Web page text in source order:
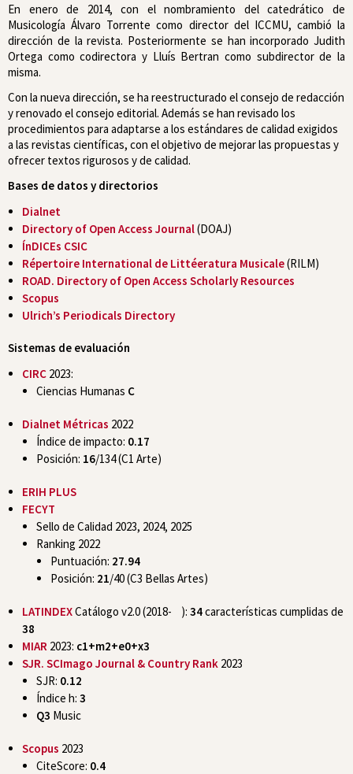
En enero de 2014, con el nombramiento del catedrático de
Musicología Álvaro Torrente como director del ICCMU, cambió la
dirección de la revista. Posteriormente se han incorporado Judith
Ortega como codirectora y Lluís Bertran como subdirector de la
misma.
Con la nueva dirección, se ha reestructurado el consejo de redacción
y renovado el consejo editorial. Además se han revisado los
procedimientos para adaptarse a los estándares de calidad exigidos
a las revistas científicas, con el objetivo de mejorar las propuestas y
ofrecer textos rigurosos y de calidad.
Bases de datos y directorios
Dialnet
Directory of Open Access Journal(DOAJ)
ÍnDICEs CSIC
Répertoire International de Littéeratura Musicale(RILM)
ROAD. Directory of Open Access Scholarly Resources
Scopus
Ulrich’s Periodicals Directory
Sistemas de evaluación
CIRC 2023:
Ciencias Humanas C
Dialnet Métricas 2022
Índice de impacto: 0.17
Posición: 16/134 (C1 Arte)
ERIH PLUS
FECYT
Sello de Calidad 2023, 2024, 2025
Ranking 2022
Puntuación: 27.94
Posición: 21/40 (C3 Bellas Artes)
LATINDEXCatálogo v2.0 (2018- ): 34características cumplidas de
38
MIAR 2023: c1+m2+e0+x3
SJR. SCImago Journal & Country Rank 2023
SJR: 0.12
Índice h: 3
Q3 Music
Scopus 2023
CiteScore: 0.4